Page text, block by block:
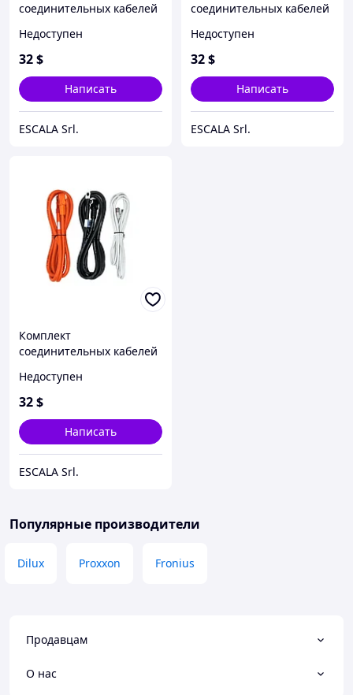
соединительных кабелей
US2000\US3000
Недоступен
32$
Написать
ESCALA Srl.
соединительных кабелей
Недоступен
32$
Написать
ESCALA Srl.
Комплект
соединительных кабелей
US2000\US3000
Недоступен
32$
Написать
ESCALA Srl.
Популярные производители
Dilux Proxxon Fronius
Продавцам
О нас